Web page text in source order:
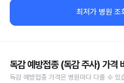
최저가 병원 조
독감 예방접종 (독감 주사) 가격
독감 예방접종 가격은 병원마다 다를 수 있